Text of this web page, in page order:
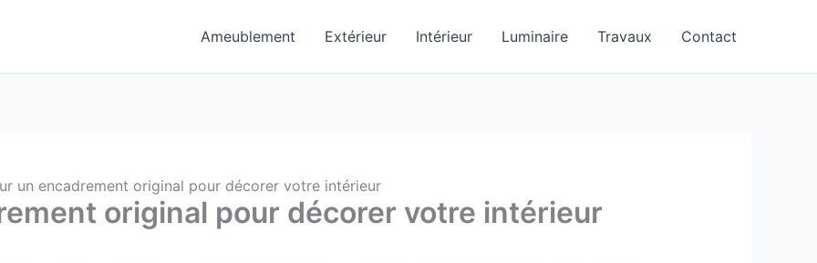
Ameublement Extérieur Intérieur Luminaire Travaux Contact
un encadrement original pour décorer votre intérieur
original pour décorer votre intérieur